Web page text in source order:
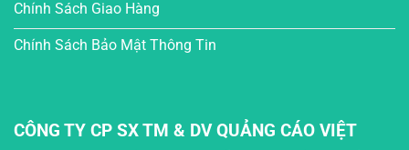
Chính Sách Giao Hàng
Chính Sách Bảo Mật Thông Tin
CÔNG TY CP SX TM & DV QUẢNG CÁO VIỆT